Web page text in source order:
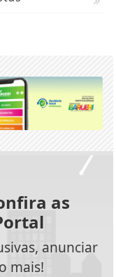
as
anunciar
mais!